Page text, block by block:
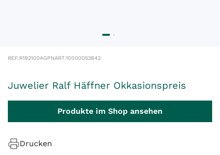
REF.R1921004GPNART.10000053842
Juwelier Ralf Häffner Okkasionspreis
Produkte im Shop ansehen
Drucken